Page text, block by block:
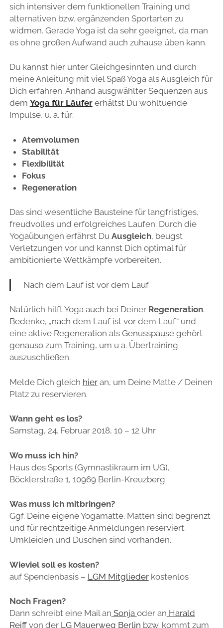
sich intensiver dem funktionellen Training und
alternativen bzw. ergänzenden Sportarten zu
widmen. Gerade Yoga ist da sehr geeignet, da man
es ohne großen Aufwand auch zuhause üben kann.
Du kannst hier unter Gleichgesinnten und durch
meine Anleitung mit viel Spaß Yoga als Ausgleich für
Dich erfahren. Anhand ausgwählter Sequenzen aus
dem Yoga für Läufererhältst Du wohltuende
Impulse, u. a. für:
Atemvolumen
Stabilität
Flexibilität
Fokus
Regeneration
Das sind wesentliche Bausteine für langfristiges,
freudvolles und erfolgreiches Laufen. Durch die
Yogaübungen erfährst Du Ausgleich, beugst
Verletzungen vor und kannst Dich optimal für
ambitionierte Wettkämpfe vorbereiten.
Nach dem Lauf ist vor dem Lauf
Natürlich hilft Yoga auch bei Deiner Regeneration.
Bedenke, „nach dem Lauf ist vor dem Lauf“ und
eine aktive Regeneration als Genusspause gehört
genauso zum Training, um u a. Übertraining
auszuschließen.
Melde Dich gleich hieran, um Deine Matte / Deinen
Platz zu reservieren.
Wann geht es los?
Samstag, 24. Februar 2018, 10 – 12 Uhr
Wo muss ich hin?
Haus des Sports (Gymnastikraum im UG),
Böcklerstraße 1, 10969 Berlin-Kreuzberg
Was muss ich mitbringen?
Ggf. Deine eigene Yogamatte. Matten sind begrenzt
und für rechtzeitige Anmeldungen reserviert.
Umkleiden und Duschen sind vorhanden.
Wieviel soll es kosten?
auf Spendenbasis – LGM Mitgliederkostenlos
Noch Fragen?
Dann schreibt eine Mail an Sonja oder an Harald
Reiff von der LG Mauerweg Berlin bzw. kommt zum